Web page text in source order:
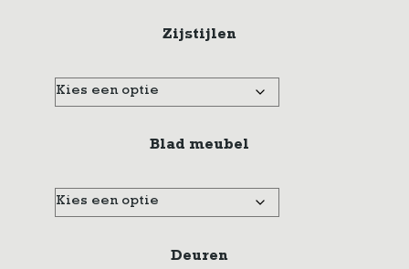
Zijstijlen
Blad meubel
Deuren